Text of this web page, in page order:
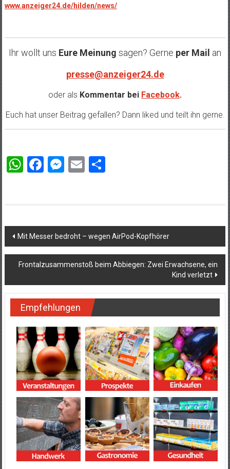
www.anzeiger24.de/hilden/news/
Ihr wollt uns Eure Meinung sagen? Gerne per Mail an
presse@anzeiger24.de
oder als Kommentar bei Facebook.
Euch hat unser Beitrag gefallen? Dann liked und teilt ihn gerne.
WhatsApp
Facebook
Messenger
EmailTeilen
Beitragsnavigation
Mit Messer bedroht – wegen AirPod-Kopfhörer
Frontalzusammenstoß beim Abbiegen: Zwei Erwachsene, ein
Kind verletzt
Empfehlungen